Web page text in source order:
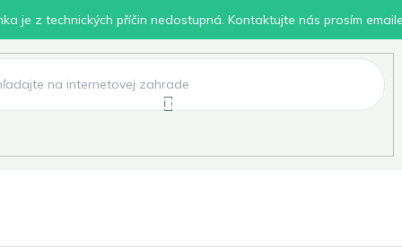
je z technických příčin nedostupná. Kontaktujte nás prosím